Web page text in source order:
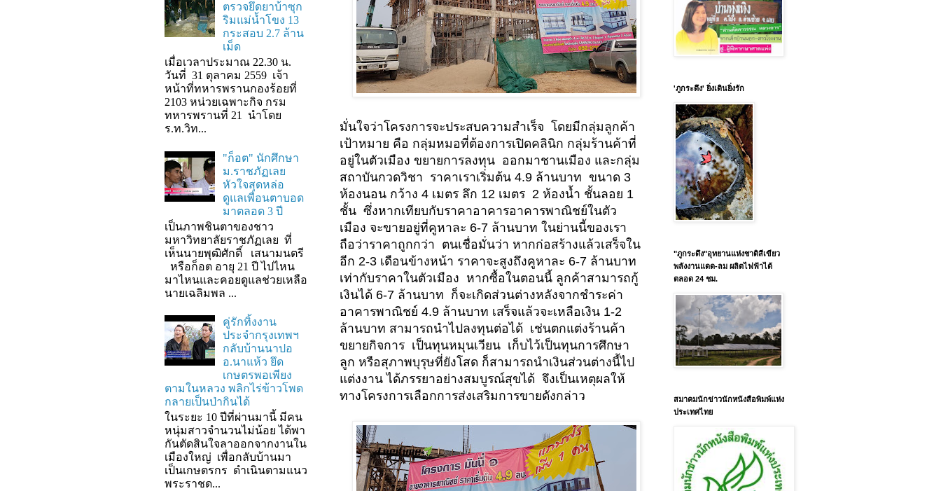
มั่นใจว่าโครงการจะประสบความสำเร็จ โดยมีกลุ่มลูกค้า
เป้าหมาย คือ กลุ่มหมอที่ต้องการเปิดคลินิก กลุ่มร้านค้าที่
อยู่ในตัวเมือง ขยายการลงทุน ออกมาชานเมือง และกลุ่ม
สถาบันกวดวิชา ราคาเราเริ่มต้น 4.9 ล้านบาท ขนาด 3
ห้องนอน กว้าง 4 เมตร ลึก 12 เมตร 2 ห้องน้ำ ชั้นลอย 1
ชั้น ซึ่งหากเทียบกับราคาอาคารอาคารพาณิชย์ในตัว
เมือง จะขายอยู่ที่คูหาละ 6-7 ล้านบาท ในย่านนี้ของเรา
ถือว่าราคาถูกกว่า ตนเชื่อมั่นว่า หากก่อสร้างแล้วเสร็จใน
อีก 2-3 เดือนข้างหน้า ราคาจะสูงถึงคูหาละ 6-7 ล้านบาท
เท่ากับราคาในตัวเมือง หากซื้อในตอนนี้ ลูกค้าสามารถกู้
เงินได้ 6-7 ล้านบาท ก็จะเกิดส่วนต่างหลังจากชำระค่า
อาคารพาณิชย์ 4.9 ล้านบาท เสร็จแล้วจะเหลือเงิน 1-2
ล้านบาท สามารถนำไปลงทุนต่อได้ เช่นตกแต่งร้านค้า
ขยายกิจการ เป็นทุนหมุนเวียน เก็บไว้เป็นทุนการศึกษา
ลูก หรือสุภาพบุรุษที่ยังโสด ก็สามารถนำเงินส่วนต่างนี้ไป
แต่งงาน ได้ภรรยาอย่างสมบูรณ์สุขได้ จึงเป็นเหตุผลให้
ทางโครงการเลือกการส่งเสริมการขายดังกล่าว
ตรวจยึดยาบ้าซุก
ริมแม่น้ำโขง 13
กระสอบ 2.7 ล้าน
เม็ด
เมื่อเวลาประมาณ 22.30 น.
วันที่ 31 ตุลาคม 2559 เจ้า
หน้าที่ทหารพรานกองร้อยที่
2103 หน่วยเฉพาะกิจ กรม
ทหารพรานที่ 21 นำโดย
ร.ท.วิท...
"ก็อต" นักศึกษา
ม.ราชภัฏเลย
หัวใจสุดหล่อ
ดูแลเพื่อนตาบอด
มาตลอด 3 ปี
เป็นภาพชินตาของชาว
มหาวิทยาลัยราชภัฏเลย ที่
เห็นนายพุฒิศักดิ์ เสนามนตรี
หรือก็อต อายุ 21 ปี ไปไหน
มาไหนและคอยดูแลช่วยเหลือ
นายเฉลิมพล ...
คู่รักทิ้งงาน
ประจำกรุงเทพฯ
กลับบ้านนาปอ
อ.นาแห้ว ยึด
เกษตรพอเพียง
ตามในหลวง พลิกไร่ข้าวโพด
กลายเป็นป่ากินได้
ในระยะ 10 ปีที่ผ่านมานี้ มีคน
หนุ่มสาวจำนวนไม่น้อย ได้พา
กันตัดสินใจลาออกจากงานใน
เมืองใหญ่ เพื่อกลับบ้านมา
เป็นเกษตรกร ดำเนินตามแนว
พระราชด...
'ภูกระดึง' ยิ่งเดินยิ่งรัก
"ภูกระดึง"อุทยานแห่งชาติสีเขียว
พลังงานแดด-ลม ผลิตไฟฟ้าได้
ตลอด 24 ชม.
สมาคมนักข่าวนักหนังสือพิมพ์แห่ง
ประเทศไทย